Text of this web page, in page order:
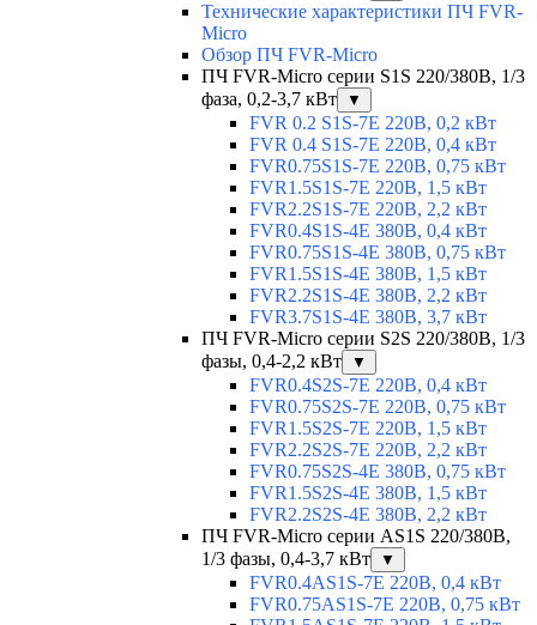
Технические характеристики ПЧ FVR-
Micro
Обзор ПЧ FVR-Micro
ПЧ FVR-Micro серии S1S 220/380В, 1/3
фаза, 0,2-3,7 кВт
▼
FVR 0.2 S1S-7E 220В, 0,2 кВт
FVR 0.4 S1S-7E 220В, 0,4 кВт
FVR0.75S1S-7E 220В, 0,75 кВт
FVR1.5S1S-7E 220В, 1,5 кВт
FVR2.2S1S-7E 220В, 2,2 кВт
FVR0.4S1S-4E 380В, 0,4 кВт
FVR0.75S1S-4E 380В, 0,75 кВт
FVR1.5S1S-4E 380В, 1,5 кВт
FVR2.2S1S-4E 380В, 2,2 кВт
FVR3.7S1S-4E 380В, 3,7 кВт
ПЧ FVR-Micro серии S2S 220/380В, 1/3
фазы, 0,4-2,2 кВт
▼
FVR0.4S2S-7E 220В, 0,4 кВт
FVR0.75S2S-7E 220В, 0,75 кВт
FVR1.5S2S-7E 220В, 1,5 кВт
FVR2.2S2S-7E 220В, 2,2 кВт
FVR0.75S2S-4E 380В, 0,75 кВт
FVR1.5S2S-4E 380В, 1,5 кВт
FVR2.2S2S-4E 380В, 2,2 кВт
ПЧ FVR-Micro серии AS1S 220/380В,
1/3 фазы, 0,4-3,7 кВт
▼
FVR0.4AS1S-7E 220В, 0,4 кВт
FVR0.75AS1S-7E 220В, 0,75 кВт